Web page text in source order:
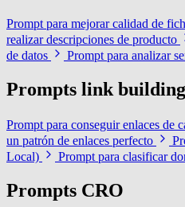
Prompt para mejorar calidad de
realizar descripciones de producto
de datos
Prompt para analizar
Prompts link building
Prompt para conseguir enlaces de
un patrón de enlaces perfecto
Local)
Prompt para clasificar
Prompts CRO